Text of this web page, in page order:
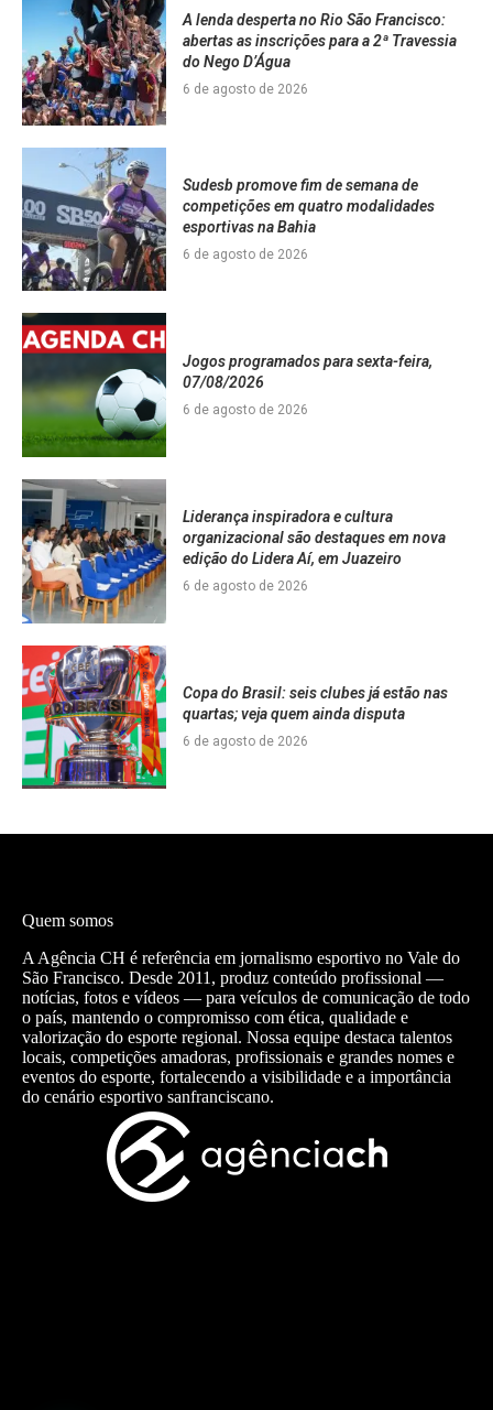
A lenda desperta no Rio São Francisco:
abertas as inscrições para a 2ª Travessia
do Nego D’Água
6 de agosto de 2026
Sudesb promove fim de semana de
competições em quatro modalidades
esportivas na Bahia
6 de agosto de 2026
Jogos programados para sexta-feira,
07/08/2026
6 de agosto de 2026
Liderança inspiradora e cultura
organizacional são destaques em nova
edição do Lidera Aí, em Juazeiro
6 de agosto de 2026
Copa do Brasil: seis clubes já estão nas
quartas; veja quem ainda disputa
6 de agosto de 2026
Quem somos
A Agência CH é referência em jornalismo esportivo no Vale do
São Francisco. Desde 2011, produz conteúdo profissional —
notícias, fotos e vídeos — para veículos de comunicação de todo
o país, mantendo o compromisso com ética, qualidade e
valorização do esporte regional. Nossa equipe destaca talentos
locais, competições amadoras, profissionais e grandes nomes e
eventos do esporte, fortalecendo a visibilidade e a importância
do cenário esportivo sanfranciscano.